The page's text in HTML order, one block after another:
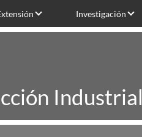
Investigación
Industrial